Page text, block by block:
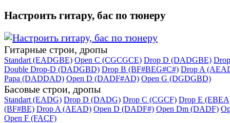
Настроить гитару, бас по тюнеру
Гитарные строи, дропы
Standart (EADGBE) Open C (CGCGCE) Drop D (DADGBE)
Double Drop-D (DADGBD) Drop B (BF#BEG#C#) Drop A
Papa (DADDAD) Open D (DADF#AD) Open G (DGDGBD)
Басовые строи, дропы
Standart (EADG) Drop D (DADG) Drop C (CGCF) Drop E
(BF#BE) Drop A (AEAD) Open D (DADF#) Open Dm (DADF)
Open F (FACF)